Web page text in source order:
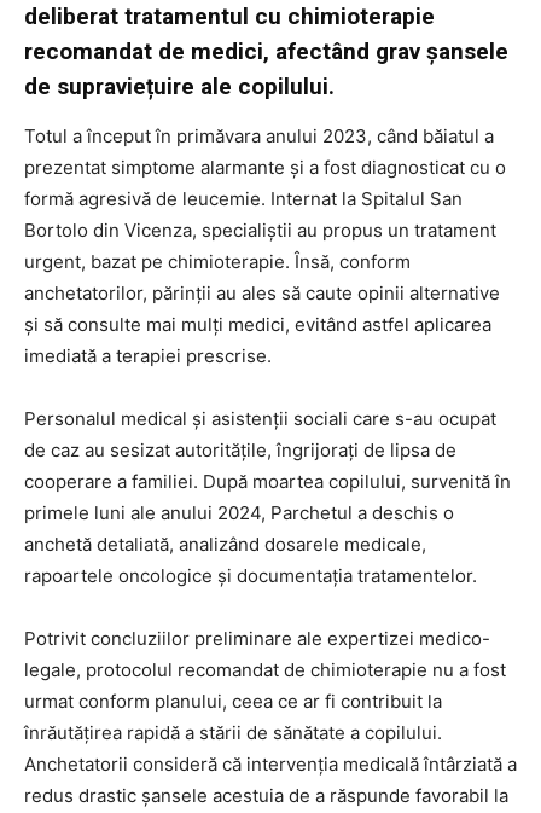
deliberat tratamentul cu chimioterapie
recomandat de medici, afectând grav șansele
de supraviețuire ale copilului.
Totul a început în primăvara anului 2023, când băiatul a
prezentat simptome alarmante și a fost diagnosticat cu o
formă agresivă de leucemie. Internat la Spitalul San
Bortolo din Vicenza, specialiștii au propus un tratament
urgent, bazat pe chimioterapie. Însă, conform
anchetatorilor, părinții au ales să caute opinii alternative
și să consulte mai mulți medici, evitând astfel aplicarea
imediată a terapiei prescrise.
Personalul medical și asistenții sociali care s-au ocupat
de caz au sesizat autoritățile, îngrijorați de lipsa de
cooperare a familiei. După moartea copilului, survenită în
primele luni ale anului 2024, Parchetul a deschis o
anchetă detaliată, analizând dosarele medicale,
rapoartele oncologice și documentația tratamentelor.
Potrivit concluziilor preliminare ale expertizei medico-
legale, protocolul recomandat de chimioterapie nu a fost
urmat conform planului, ceea ce ar fi contribuit la
înrăutățirea rapidă a stării de sănătate a copilului.
Anchetatorii consideră că intervenția medicală întârziată a
redus drastic șansele acestuia de a răspunde favorabil la